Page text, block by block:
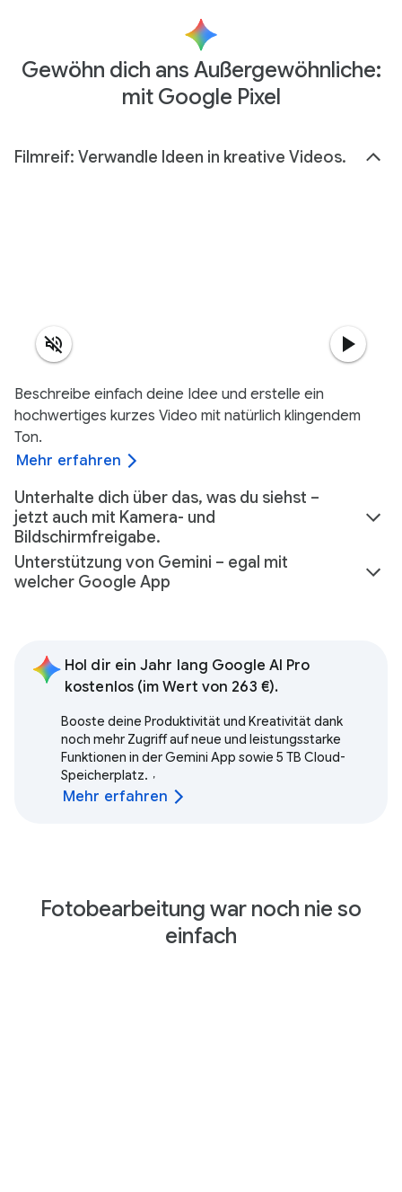
Gewöhn dich ans Außergewöhnliche:
mit Google Pixel
Filmreif: Verwandle Ideen in kreative Videos.
Beschreibe einfach deine Idee und erstelle ein
hochwertiges kurzes Video mit natürlich klingendem
Ton.
Mehr erfahren
Unterhalte dich über das, was du siehst –
jetzt auch mit Kamera- und
Bildschirmfreigabe.
Unterstützung von Gemini – egal mit
welcher Google App
Hol dir ein Jahr lang Google AI Pro
kostenlos (im Wert von 263 €).
Booste deine Produktivität und Kreativität dank
noch mehr Zugriff auf neue und leistungsstarke
Funktionen in der Gemini App sowie 5 TB Cloud-
Speicherplatz. ,
Mehr erfahren
Fotobearbeitung war noch nie so
einfach